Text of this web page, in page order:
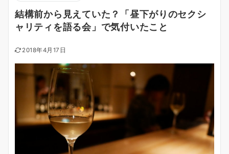
結構前から見えていた？「昼下がりのセクシ
ャリティを語る会」で気付いたこと
2018年4月17日